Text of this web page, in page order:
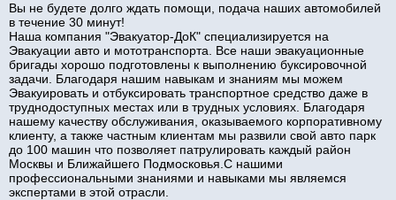
Вы не будете долго ждать помощи, подача наших автомобилей
в течение 30 минут!
Наша компания "Эвакуатор-ДоК" специализируется на
Эвакуации авто и мототранспорта. Все наши эвакуационные
бригады хорошо подготовлены к выполнению буксировочной
задачи. Благодаря нашим навыкам и знаниям мы можем
Эвакуировать и отбуксировать транспортное средство даже в
труднодоступных местах или в трудных условиях. Благодаря
нашему качеству обслуживания, оказываемого корпоративному
клиенту, а также частным клиентам мы развили свой авто парк
до 100 машин что позволяет патрулировать каждый район
Москвы и Ближайшего Подмосковья.С нашими
профессиональными знаниями и навыками мы являемся
экспертами в этой отрасли.